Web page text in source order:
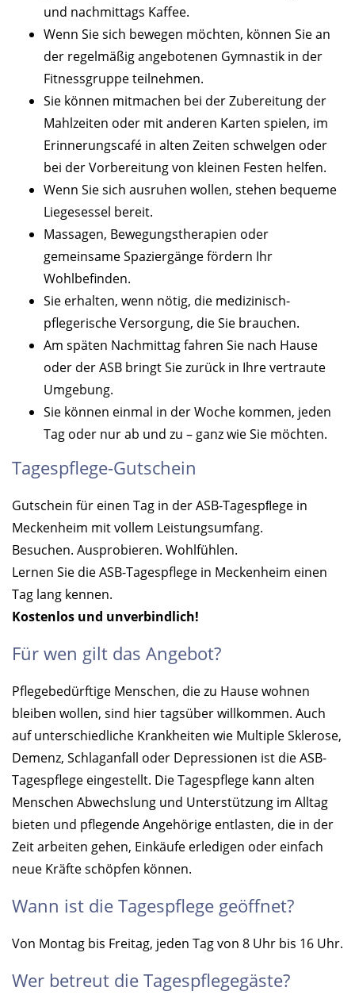
und nachmittags Kaffee.
Wenn Sie sich bewegen möchten, können Sie an
der regelmäßig angebotenen Gymnastik in der
Fitnessgruppe teilnehmen.
Sie können mitmachen bei der Zubereitung der
Mahlzeiten oder mit anderen Karten spielen, im
Erinnerungscafé in alten Zeiten schwelgen oder
bei der Vorbereitung von kleinen Festen helfen.
Wenn Sie sich ausruhen wollen, stehen bequeme
Liegesessel bereit.
Massagen, Bewegungstherapien oder
gemeinsame Spaziergänge fördern Ihr
Wohlbefinden.
Sie erhalten, wenn nötig, die medizinisch-
pflegerische Versorgung, die Sie brauchen.
Am späten Nachmittag fahren Sie nach Hause
oder der ASB bringt Sie zurück in Ihre vertraute
Umgebung.
Sie können einmal in der Woche kommen, jeden
Tag oder nur ab und zu – ganz wie Sie möchten.
Tagespflege-Gutschein
Gutschein für einen Tag in der ASB-Tagespﬂege in
Meckenheim mit vollem Leistungsumfang.
Besuchen. Ausprobieren. Wohlfühlen.
Lernen Sie die ASB-Tagespflege in Meckenheim einen
Tag lang kennen.
Kostenlos und unverbindlich!
Für wen gilt das Angebot?
Pflegebedürftige Menschen, die zu Hause wohnen
bleiben wollen, sind hier tagsüber willkommen. Auch
auf unterschiedliche Krankheiten wie Multiple Sklerose,
Demenz, Schlaganfall oder Depressionen ist die ASB-
Tagespflege eingestellt. Die Tagespflege kann alten
Menschen Abwechslung und Unterstützung im Alltag
bieten und pflegende Angehörige entlasten, die in der
Zeit arbeiten gehen, Einkäufe erledigen oder einfach
neue Kräfte schöpfen können.
Wann ist die Tagespflege geöffnet?
Von Montag bis Freitag, jeden Tag von 8 Uhr bis 16 Uhr.
Wer betreut die Tagespflegegäste?